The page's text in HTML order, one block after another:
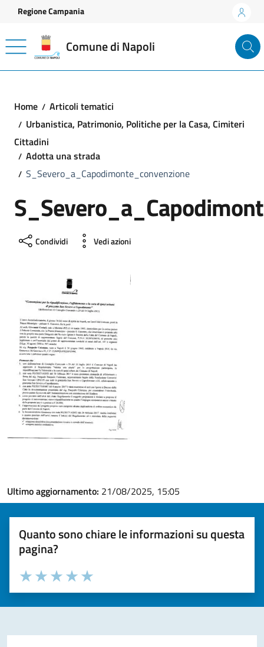
Vai ai contenuti
Vai al footer
Regione Campania
Comune di Napoli
Home
Articoli tematici
Urbanistica, Patrimonio, Politiche per la Casa, Cimiteri
Cittadini
Adotta una strada
S_Severo_a_Capodimonte_convenzione
Condividi Vedi azioni
Ultimo aggiornamento: 21/08/2025, 15:05
Quanto sono chiare le informazioni su questa
pagina?
Valuta la chiarezza delle informazioni (da 1 a 5 stelle)
Seleziona il numero di stelle per valutare la chiarezza delle
Valuta 5 stelle su 5
Valuta 4 stelle su 5
Valuta 3 stelle su 5
Valuta 2 stelle su 5
Valuta 1 stelle su 5